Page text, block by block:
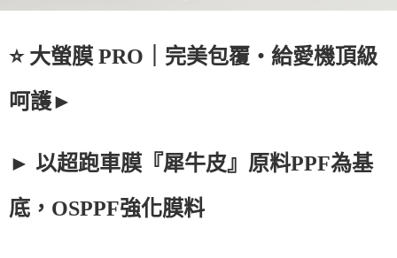
⭐ 大螢膜 PRO｜完美包覆・給愛機頂級
呵護►
► 以超跑車膜『犀牛皮』原料PPF為基
底，OSPPF強化膜料